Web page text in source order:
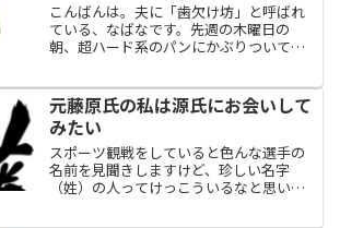
こんばんは。夫に「歯欠け坊」と呼ばれ
ている、なばなです。先週の木曜日の
朝、超ハード系のパンにかぶりついてい
かかりつけの歯医者さんの謎の連休が明
けるのを待って、待ちに待っ...
元藤原氏の私は源氏にお会いして
みたい
スポーツ観戦をしていると色んな選手の
名前を見聞きしますけど、珍しい名字
（姓）の人ってけっこういるなと思いま